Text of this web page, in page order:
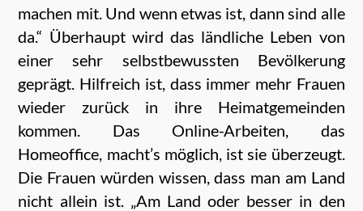
machen mit. Und wenn etwas ist, dann sind alle
da.“ Überhaupt wird das ländliche Leben von
einer sehr selbstbewussten Bevölkerung
geprägt. Hilfreich ist, dass immer mehr Frauen
wieder zurück in ihre Heimatgemeinden
kommen. Das Online-Arbeiten, das
Homeoffice, macht’s möglich, ist sie überzeugt.
Die Frauen würden wissen, dass man am Land
nicht allein ist. „Am Land oder besser in den